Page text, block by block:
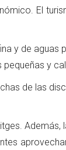
El
y de aguas
pequeñas y
de las
Además,